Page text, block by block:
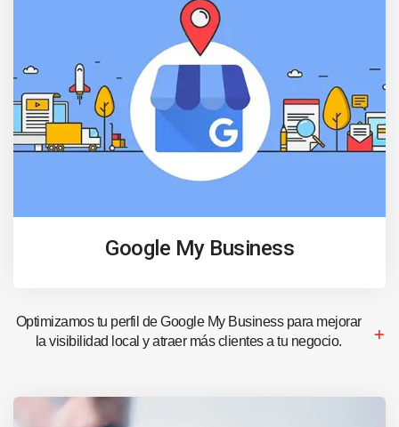
Google My Business
Optimizamos tu perfil de Google My Business para mejorar
la visibilidad local y atraer más clientes a tu negocio.